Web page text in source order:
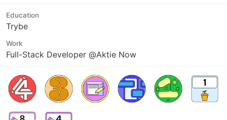
Education
Trybe
Work
Full-Stack Developer @Aktie Now